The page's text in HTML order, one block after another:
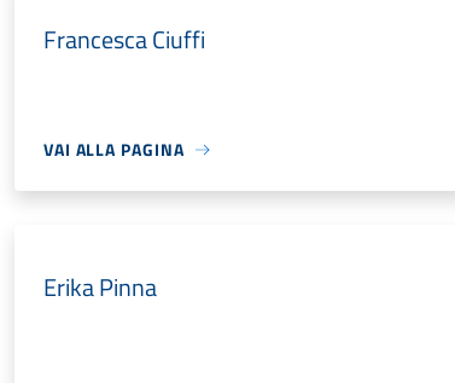
Francesca Ciuffi
VAI ALLA PAGINA
Erika Pinna